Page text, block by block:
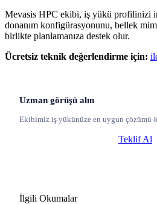
Mevasis HPC ekibi, iş yükü profilinizi
donanım konfigürasyonunu, bellek
birlikte planlamanıza destek olur.
Ücretsiz teknik değerlendirme için:
Uzman görüşü alın
Ekibimiz iş yükünüze en uygun çözümü
Teklif Al
İlgili Okumalar